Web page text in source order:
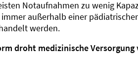
Notaufnahmen zu wenig
außerhalb einer
werden.
droht medizinische Versorgung